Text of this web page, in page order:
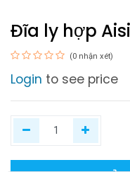
Đĩa ly hợp
(0 nhận xét)
Login to see price